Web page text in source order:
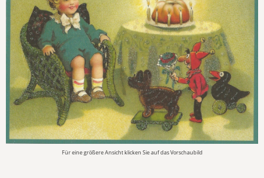
Für eine größere Ansicht klicken Sie auf das Vorschaubild